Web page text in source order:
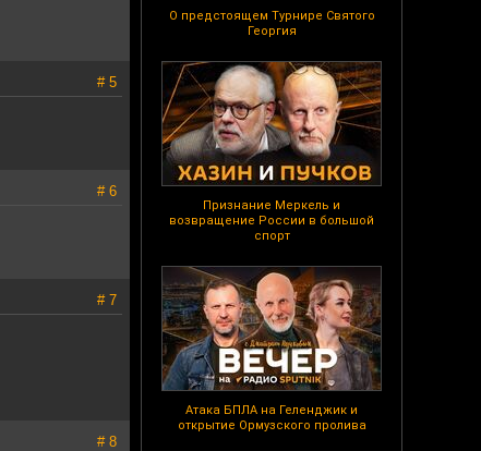
О предстоящем Турнире Святого
Георгия
Признание Меркель и
возвращение России в большой
спорт
Атака БПЛА на Геленджик и
открытие Ормузского пролива
# 5
# 6
# 7
# 8